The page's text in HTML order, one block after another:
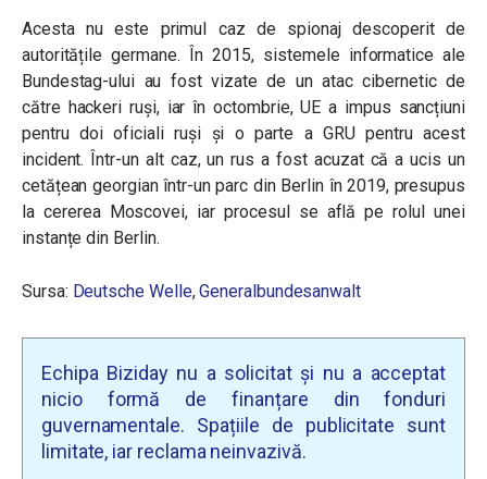
Acesta nu este primul caz de spionaj descoperit de
autoritățile germane. În 2015, sistemele informatice ale
Bundestag-ului au fost vizate de un atac cibernetic de
către hackeri ruși, iar în octombrie, UE a impus sancțiuni
pentru doi oficiali ruși și o parte a GRU pentru acest
incident. Într-un alt caz, un rus a fost acuzat că a ucis un
cetățean georgian într-un parc din Berlin în 2019, presupus
la cererea Moscovei, iar procesul se află pe rolul unei
instanțe din Berlin.
Sursa: Deutsche Welle,Generalbundesanwalt
Echipa Biziday nu a solicitat și nu a acceptat
nicio formă de finanțare din fonduri
guvernamentale. Spațiile de publicitate sunt
limitate, iar reclama neinvazivă.